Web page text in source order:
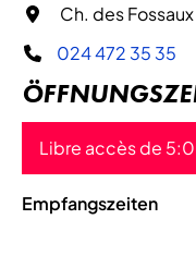
Ch. des
024 472 35 35
Libre accès de
Empfangszeiten